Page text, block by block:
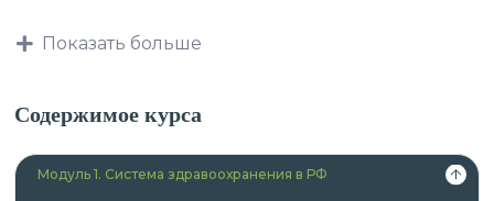
К освоению дополнительных профессиональных
лица, имеющие среднее
профессиональное и (или) высшее
Показать больше
Содержимое курса
Модуль 1. Система здравоохранения в РФ